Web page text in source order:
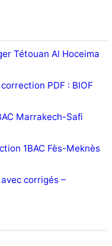
Tétouan Al Hoceima
PDF : BIOF
Marrakech-Safi
1BAC Fès-Meknès
corrigés –